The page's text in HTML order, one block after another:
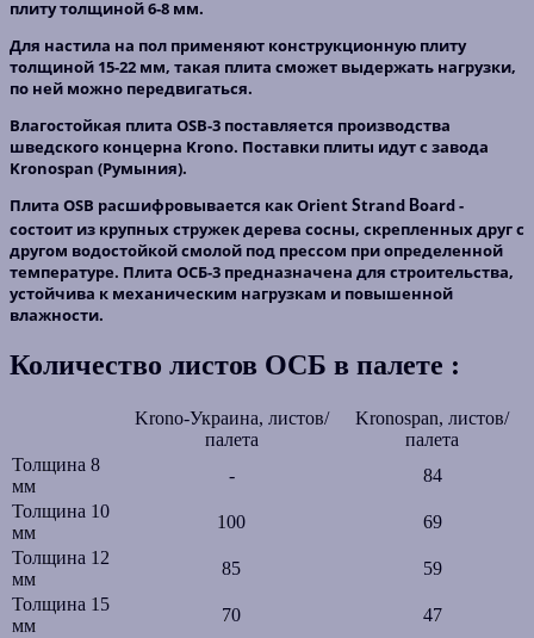
плиту толщиной 6-8 мм.
Для настила на пол применяют конструкционную плиту
толщиной 15-22 мм, такая плита сможет выдержать нагрузки,
по ней можно передвигаться.
Влагостойкая плита OSB-3 поставляется производства
шведского концерна Krono. Поставки плиты идут с завода
Kronospan (Румыния).
Плита OSB расшифровывается как OrientStrand Board -
состоит из крупных стружек дерева сосны, скрепленных друг с
другом водостойкой смолой под прессом при определенной
температуре. Плита ОСБ-3 предназначена для строительства,
устойчива к механическим нагрузкам и повышенной
влажности.
Количество листов ОСБ в палете :
Krono-Украина, листов/
палета
Kronospan, листов/
палета
Толщина 8
мм
-
84
Толщина 10
мм
100
69
Толщина 12
мм
85
59
Толщина 15
мм
70
47